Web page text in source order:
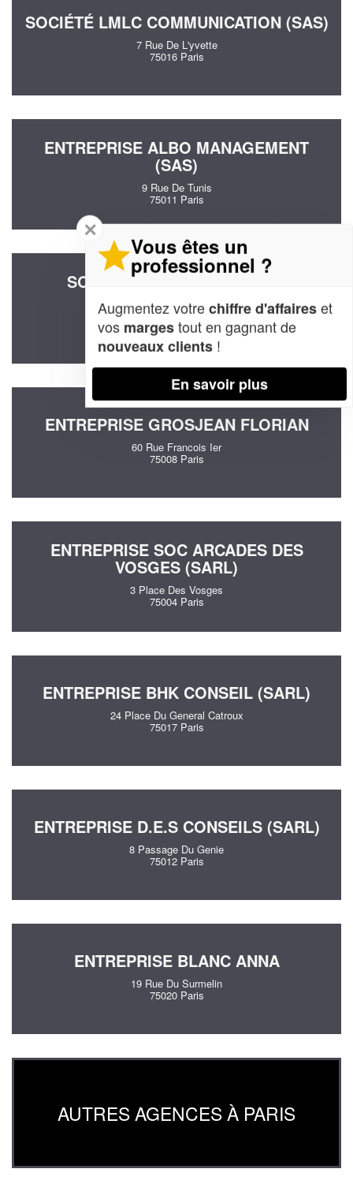
SOCIÉTÉ LMLC COMMUNICATION (SAS)
7 Rue De L'yvette
75016 Paris
ENTREPRISE ALBO MANAGEMENT
(SAS)
9 Rue De Tunis
75011 Paris
SOCIÉTÉ PALATNIK ARTS ET
TECHNIQUES (SARL)
8 Rue Legouve
75010 Paris
ENTREPRISE GROSJEAN FLORIAN
60 Rue Francois Ier
75008 Paris
ENTREPRISE SOC ARCADES DES
VOSGES (SARL)
3 Place Des Vosges
75004 Paris
ENTREPRISE BHK CONSEIL (SARL)
24 Place Du General Catroux
75017 Paris
ENTREPRISE D.E.S CONSEILS (SARL)
8 Passage Du Genie
75012 Paris
ENTREPRISE BLANC ANNA
19 Rue Du Surmelin
75020 Paris
AUTRES AGENCES À PARIS
✕
Vous êtes un
professionnel ?
Augmentez votrechiffre d'affaireset
vos margestout en gagnant de
nouveaux clients !
En savoir plus